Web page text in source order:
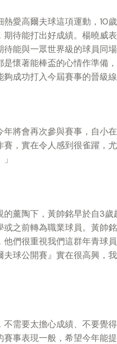
愛高爾夫球這項運動，10
待能打出好成績。楊曉威
能與一眾世界級的球員同
懷著能棒盃的心情作準備
成功打入今屆賽事的晉級線
將會再次參與賽事，自小
，實在令人感到很雀躍，
薰陶下，黃帥銘早於自3
之前轉為職業球員。黃帥
們很重視我們這群年青球
球公開賽』實在很高興，
需要太擔心成績、不要覺
事表現一般，希望今年能